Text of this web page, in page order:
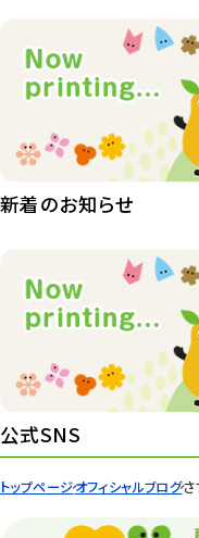
トップページオフィシャルブログ
植物園長の庭
植物園 その他
イベント
園内の様子
遊園地
新着のお知らせ
公式SNS